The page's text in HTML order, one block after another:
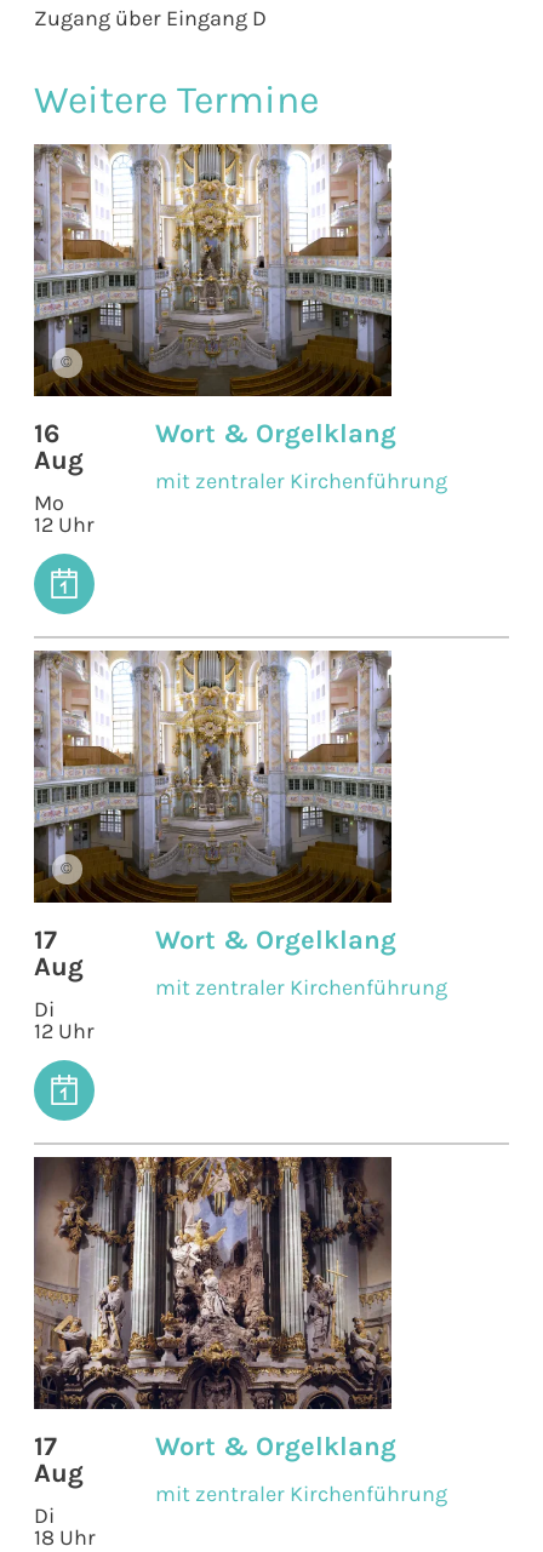
Zugang über Eingang D
Weitere Termine
©
16
Aug
Mo
12 Uhr
Wort & Orgelklang
mit zentraler Kirchenführung
©
17
Aug
Di
12 Uhr
Wort & Orgelklang
mit zentraler Kirchenführung
17
Aug
Di
18 Uhr
Wort & Orgelklang
mit zentraler Kirchenführung